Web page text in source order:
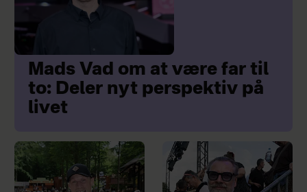
Mads Vad om at være far til
to: Deler nyt perspektiv på
livet